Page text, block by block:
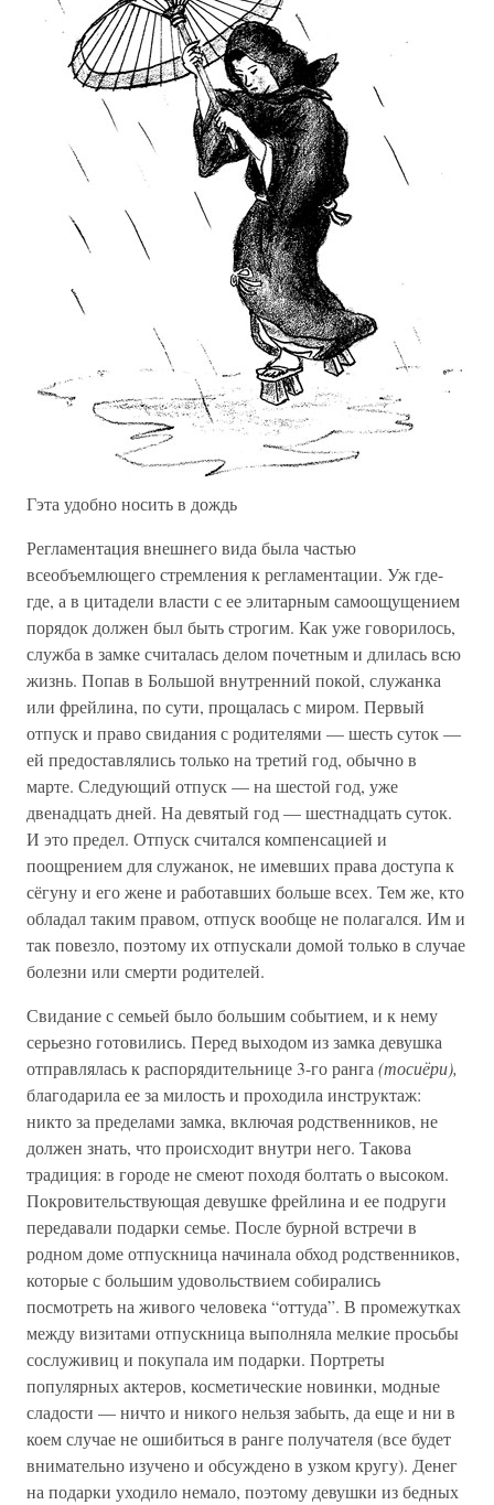
Гэта удобно носить в дождь
Регламентация внешнего вида была частью
всеобъемлющего стремления к регламентации. Уж где-
где, а в цитадели власти с ее элитарным самоощущением
порядок должен был быть строгим. Как уже говорилось,
служба в замке считалась делом почетным и длилась всю
жизнь. Попав в Большой внутренний покой, служанка
или фрейлина, по сути, прощалась с миром. Первый
отпуск и право свидания с родителями — шесть суток —
ей предоставлялись только на третий год, обычно в
марте. Следующий отпуск — на шестой год, уже
двенадцать дней. На девятый год — шестнадцать суток.
И это предел. Отпуск считался компенсацией и
поощрением для служанок, не имевших права доступа к
сёгуну и его жене и работавших больше всех. Тем же, кто
обладал таким правом, отпуск вообще не полагался. Им и
так повезло, поэтому их отпускали домой только в случае
болезни или смерти родителей.
Свидание с семьей было большим событием, и к нему
серьезно готовились. Перед выходом из замка девушка
отправлялась к распорядительнице 3-го ранга (тосиёри),
благодарила ее за милость и проходила инструктаж:
никто за пределами замка, включая родственников, не
должен знать, что происходит внутри него. Такова
традиция: в городе не смеют походя болтать о высоком.
Покровительствующая девушке фрейлина и ее подруги
передавали подарки семье. После бурной встречи в
родном доме отпускница начинала обход родственников,
которые с большим удовольствием собирались
посмотреть на живого человека “оттуда”. В промежутках
между визитами отпускница выполняла мелкие просьбы
сослуживиц и покупала им подарки. Портреты
популярных актеров, косметические новинки, модные
сладости — ничто и никого нельзя забыть, да еще и ни в
коем случае не ошибиться в ранге получателя (все будет
внимательно изучено и обсуждено в узком кругу). Денег
на подарки уходило немало, поэтому девушки из бедных